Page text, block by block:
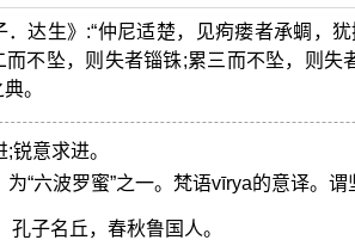
达生》:“仲尼适楚，见痀瘘者承蜩，
不坠，则失者锱铢;累三而不坠，则失
。
锐意求进。
为“六波罗蜜”之一。梵语vīrya的意译。
孔子名丘，春秋鲁国人。